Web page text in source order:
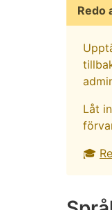
Redo
Låt
🎓